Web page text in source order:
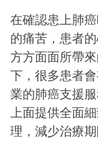
在確認患上肺
的痛苦，患者
方方面面所帶
下，很多患者
業的肺癌支援
上面提供全面
理，減少治療